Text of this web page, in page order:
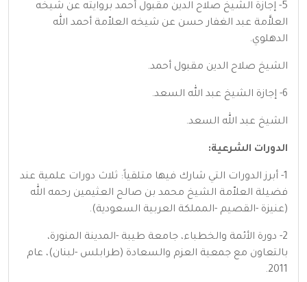
5- إجازة الشيخ صلاح الدين مقبول أحمد بروايته عن شيخه
العلاَّمة عبد الغفار حسن عن شيخه العلاّمة أحمد الله
الدهلوي.
الشيخ صلاح الدين مقبول أحمد.
6- إجازة الشيخ عبد الله السعد.
الشيخ عبد الله السعد.
الدورات الشرعية:
1- أبرز الدورات التي شارك فيها متلقياً: ثلاث دورات علمية عند
فضيلة العلاّمة الشيخ محمد بن صالح العثيمين رحمه الله
(عنيزة -القصيم -المملكة العربية السعودية).
2- دورة الأئمة والخطباء، جامعة طيبة -المدينة المنورة،
بالتعاون مع جمعية العزم والسعادة (طرابلس -لبنان)، عام
2011.